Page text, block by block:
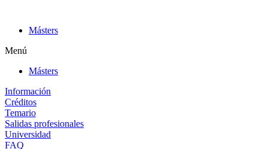
contenidoMásters
Menú
Másters
Información
Créditos
Temario
Salidas profesionales
Universidad
FAQ